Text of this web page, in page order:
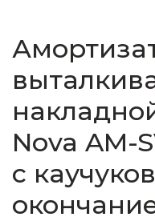
Nova AM-
с